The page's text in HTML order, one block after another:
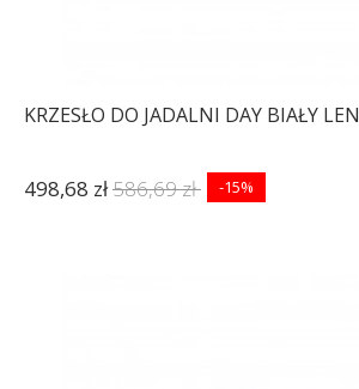
KRZESŁO DO JADALNI DAY BIAŁY LEN
498,68 zł586,69 zł -15%